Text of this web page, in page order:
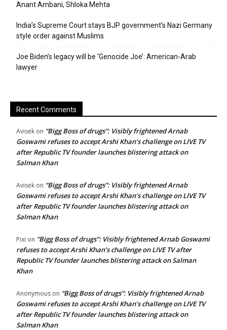
Anant Ambani, Shloka Mehta
India’s Supreme Court stays BJP government’s Nazi Germany
style order against Muslims
Joe Biden’s legacy will be ‘Genocide Joe’: American-Arab
lawyer
Recent Comments
Avisek on “Bigg Boss of drugs”: Visibly frightened Arnab
Goswami refuses to accept Arshi Khan’s challenge on LIVE TV
after Republic TV founder launches blistering attack on
Salman Khan
Avisek on “Bigg Boss of drugs”: Visibly frightened Arnab
Goswami refuses to accept Arshi Khan’s challenge on LIVE TV
after Republic TV founder launches blistering attack on
Salman Khan
Pixi on “Bigg Boss of drugs”: Visibly frightened Arnab Goswami
refuses to accept Arshi Khan’s challenge on LIVE TV after
Republic TV founder launches blistering attack on Salman
Khan
Anonymous on “Bigg Boss of drugs”: Visibly frightened Arnab
Goswami refuses to accept Arshi Khan’s challenge on LIVE TV
after Republic TV founder launches blistering attack on
Salman Khan